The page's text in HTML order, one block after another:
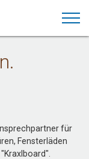
für
Fensterläden